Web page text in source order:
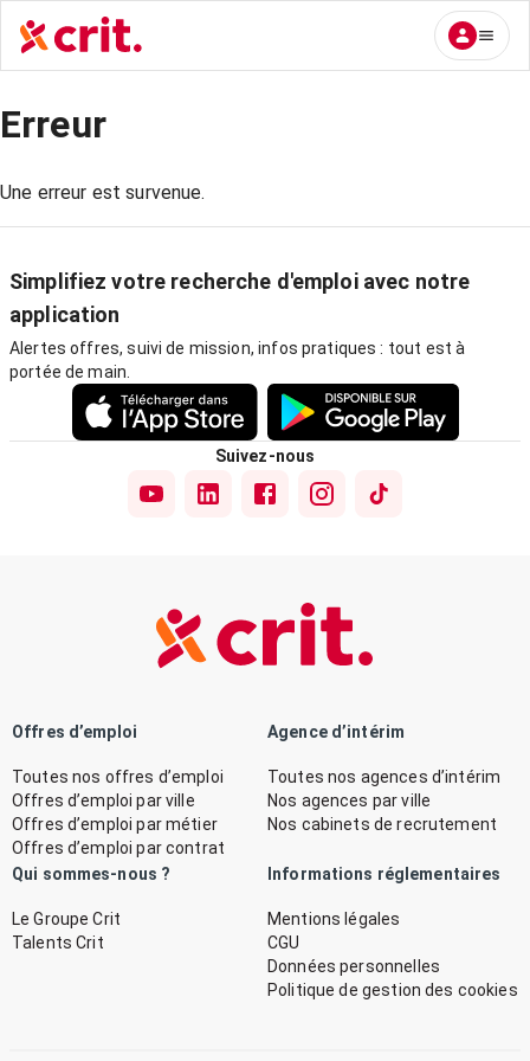
Erreur
Une erreur est survenue.
Simplifiez votre recherche d'emploi avec notre
application
Alertes offres, suivi de mission, infos pratiques : tout est à
portée de main.
Suivez-nous
Offres d’emploi
Toutes nos offres d’emploi
Offres d’emploi par ville
Offres d’emploi par métier
Offres d’emploi par contrat
Agence d’intérim
Toutes nos agences d’intérim
Nos agences par ville
Nos cabinets de recrutement
Qui sommes-nous ?
Le Groupe Crit
Talents Crit
Informations réglementaires
Mentions légales
CGU
Données personnelles
Politique de gestion des cookies